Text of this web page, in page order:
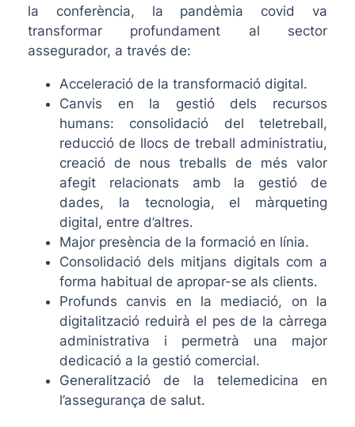
la conferència, la pandèmia covid va
transformar profundament al sector
assegurador, a través de:
Acceleració de la transformació digital.
Canvis en la gestió dels recursos
humans: consolidació del teletreball,
reducció de llocs de treball administratiu,
creació de nous treballs de més valor
afegit relacionats amb la gestió de
dades, la tecnologia, el màrqueting
digital, entre d’altres.
Major presència de la formació en línia.
Consolidació dels mitjans digitals com a
forma habitual de apropar-se als clients.
Profunds canvis en la mediació, on la
digitalització reduirà el pes de la càrrega
administrativa i permetrà una major
dedicació a la gestió comercial.
Generalització de la telemedicina en
l’assegurança de salut.